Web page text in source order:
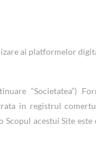
ai platformelor
“Societatea”)
in registrul
acestui Site